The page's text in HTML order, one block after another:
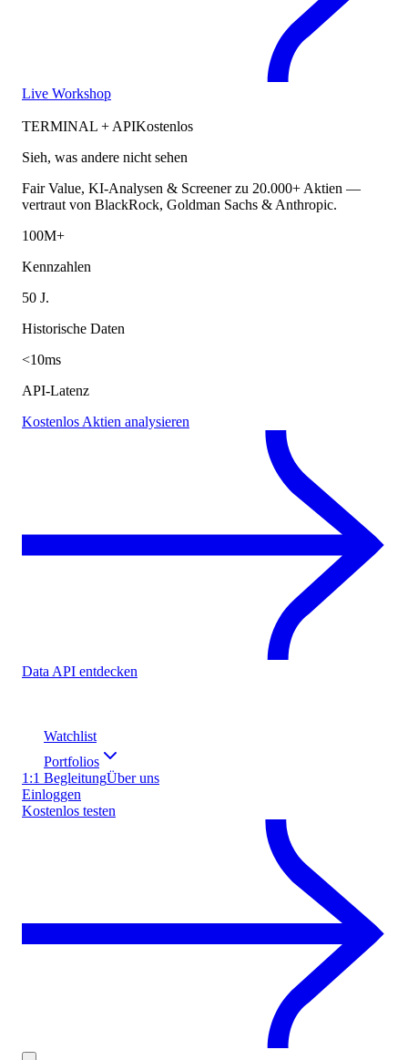
Live Workshop
TERMINAL + APIKostenlos
Sieh, was andere nicht sehen
Fair Value, KI-Analysen & Screener zu 20.000+ Aktien —
vertraut von BlackRock, Goldman Sachs & Anthropic.
100M+
Kennzahlen
50 J.
Historische Daten
<10ms
API-Latenz
Kostenlos Aktien analysieren
Data API entdecken
Watchlist
Portfolios
1:1 BegleitungÜber uns
Einloggen
Kostenlos testen